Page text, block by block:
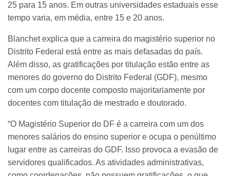
25 para 15 anos. Em outras universidades estaduais esse
tempo varia, em média, entre 15 e 20 anos.
Blanchet explica que a carreira do magistério superior no
Distrito Federal está entre as mais defasadas do país.
Além disso, as gratificações por titulação estão entre as
menores do governo do Distrito Federal (GDF), mesmo
com um corpo docente composto majoritariamente por
docentes com titulação de mestrado e doutorado.
“O Magistério Superior do DF é a carreira com um dos
menores salários do ensino superior e ocupa o penúltimo
lugar entre as carreiras do GDF. Isso provoca a evasão de
servidores qualificados. As atividades administrativas,